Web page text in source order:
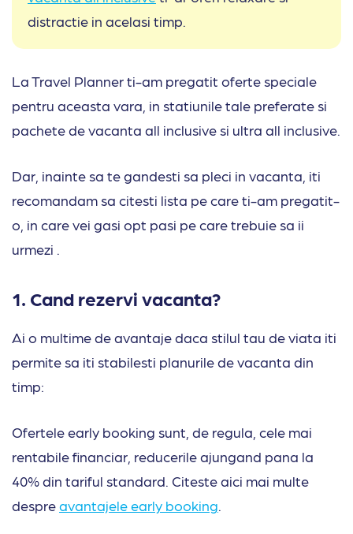
distractie in acelasi timp.
La Travel Planner ti-am pregatit oferte speciale
pentru aceasta vara, in statiunile tale preferate si
pachete de vacanta all inclusive si ultra all inclusive.
Dar, inainte sa te gandesti sa pleci in vacanta, iti
recomandam sa citesti lista pe care ti-am pregatit-
o, in care vei gasi opt pasi pe care trebuie sa ii
urmezi .
1. Cand rezervi vacanta?
Ai o multime de avantaje daca stilul tau de viata iti
permite sa iti stabilesti planurile de vacanta din
timp:
Ofertele early booking sunt, de regula, cele mai
rentabile financiar, reducerile ajungand pana la
40% din tariful standard. Citeste aici mai multe
despreavantajele early booking